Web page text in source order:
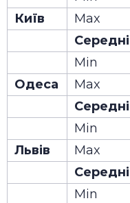
Київ
Max
Min
Одеса
Max
Min
Львів
Max
Min